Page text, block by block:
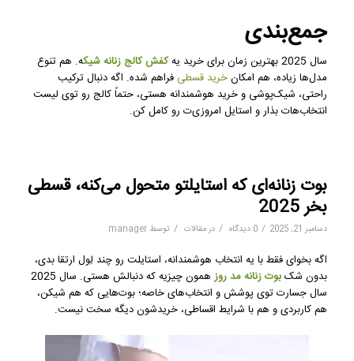
جمع‌بندی
سال 2025 بهترین زمان برای خرید یه کفش کالج زنانه شیکه. هم تنوع
مدل‌ها زیاده، هم امکانخرید قسطی فراهم شده. اگه دنبال ترکیب
راحتی، شیک‌پوشی و خرید هوشمندانه هستی، حتماً کالج رو توی لیست
انتخاب‌هات بذار و استایل امروزی‌ت رو کامل کن.
بوت زنانه‌ای که استایلتو متحول می‌کنه، قسطی
بخر 2025
دسامبر 21, 2025 / 0 دیدگاه / درمقالات / توسط manager
اگه بخوای فقط با یه انتخاب هوشمندانه، استایلت رو چند لِول ارتقا بدی،
بدون شکبوت زنانهمد روز
همون چیزیه که دنبالش هستی. سال 2025
سال جسارت توی پوشش و انتخاب‌های خاصه؛ بوت‌هایی که هم شیکن،
هم کاربردی و هم با شرایط اقساطی، خریدشون دیگه سخت نیست.